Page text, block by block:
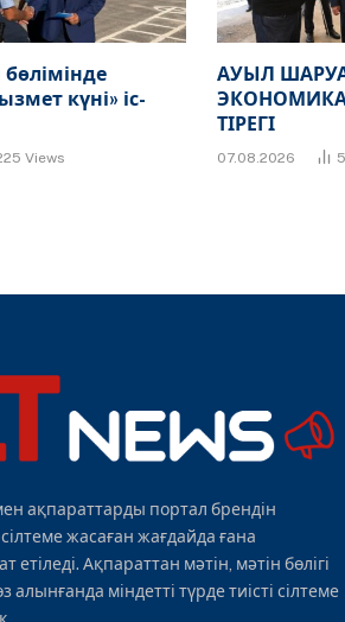
күні» іс-
Views
АУЫЛ
ТІРЕГІ
07.08.2026
ақпараттарды портал брендін
жасаған жағдайда ғана
етіледі. Ақпараттан мәтін, мәтін бөлігі
алынғанда міндетті түрде тиісті сілтеме